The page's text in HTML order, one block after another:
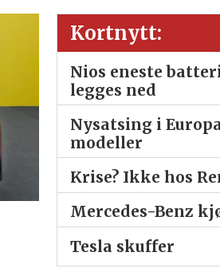
Kortnytt:
Nios eneste
legges ned
Nysatsing i
modeller
Krise? Ikke hos
Mercedes-Benz
Tesla skuffer